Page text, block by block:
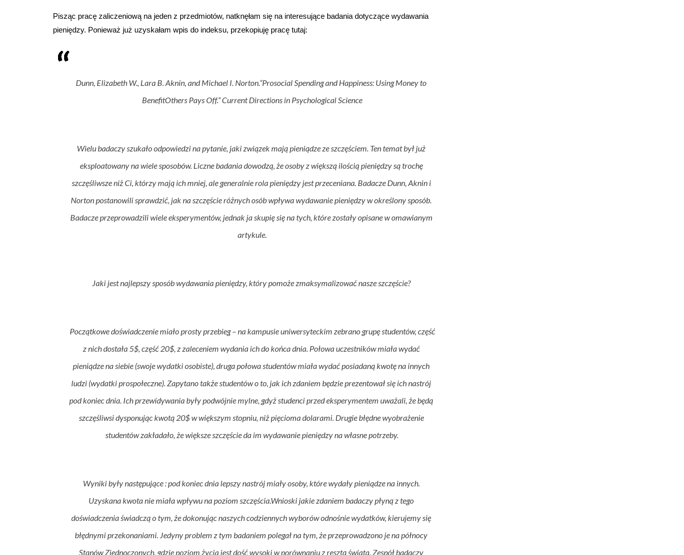
Pisząc pracę zaliczeniową na jeden z przedmiotów, natknęłam się na interesujące badania dotyczące wydawania
pieniędzy. Ponieważ już uzyskałam wpis do indeksu, przekopiuję pracę tutaj:
Dunn, Elizabeth W., Lara B. Aknin, and Michael I. Norton.“Prosocial Spending and Happiness: Using Money to
BenefitOthers Pays Off.” Current Directions in Psychological Science
Wielu badaczy szukało odpowiedzi na pytanie, jaki związek mają pieniądze ze szczęściem. Ten temat był już
eksploatowany na wiele sposobów. Liczne badania dowodzą, że osoby z większą ilością pieniędzy są trochę
szczęśliwsze niż Ci, którzy mają ich mniej, ale generalnie rola pieniędzy jest przeceniana. Badacze Dunn, Aknin i
Norton postanowili sprawdzić, jak na szczęście różnych osób wpływa wydawanie pieniędzy w określony sposób.
Badacze przeprowadzili wiele eksperymentów, jednak ja skupię się na tych, które zostały opisane w omawianym
artykule.
Jaki jest najlepszy sposób wydawania pieniędzy, który pomoże zmaksymalizować nasze szczęście?
Początkowe doświadczenie miało prosty przebieg – na kampusie uniwersyteckim zebrano grupę studentów, część
z nich dostała 5$, część 20$, z zaleceniem wydania ich do końca dnia. Połowa uczestników miała wydać
pieniądze na siebie (swoje wydatki osobiste), druga połowa studentów miała wydać posiadaną kwotę na innych
ludzi (wydatki prospołeczne). Zapytano także studentów o to, jak ich zdaniem będzie prezentował się ich nastrój
pod koniec dnia. Ich przewidywania były podwójnie mylne, gdyż studenci przed eksperymentem uważali, że będą
szczęśliwsi dysponując kwotą 20$ w większym stopniu, niż pięcioma dolarami. Drugie błędne wyobrażenie
studentów zakładało, że większe szczęście da im wydawanie pieniędzy na własne potrzeby.
Wyniki były następujące : pod koniec dnia lepszy nastrój miały osoby, które wydały pieniądze na innych.
Uzyskana kwota nie miała wpływu na poziom szczęścia.Wnioski jakie zdaniem badaczy płyną z tego
doświadczenia świadczą o tym, że dokonując naszych codziennych wyborów odnośnie wydatków, kierujemy się
błędnymi przekonaniami. Jedyny problem z tym badaniem polegał na tym, że przeprowadzono je na północy
Stanów Zjednoczonych, gdzie poziom życia jest dość wysoki w porównaniu z resztą świata.Zespół badaczy